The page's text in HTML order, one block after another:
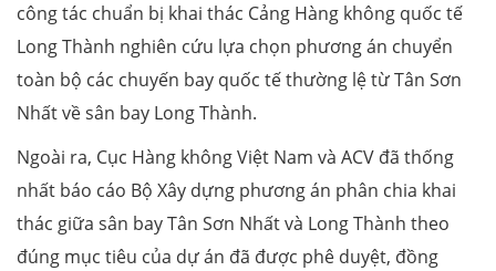
công tác chuẩn bị khai thác Cảng Hàng không quốc tế
Long Thành nghiên cứu lựa chọn phương án chuyển
toàn bộ các chuyến bay quốc tế thường lệ từ Tân Sơn
Nhất về sân bay Long Thành.
Ngoài ra, Cục Hàng không Việt Nam và ACV đã thống
nhất báo cáo Bộ Xây dựng phương án phân chia khai
thác giữa sân bay Tân Sơn Nhất và Long Thành theo
đúng mục tiêu của dự án đã được phê duyệt, đồng